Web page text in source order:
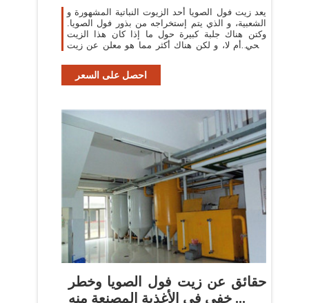
يعد زيت فول الصويا أحد الزيوت النباتية المشهورة و
الشعبية، و الذي يتم إستخراجه من بذور فول الصويا.
وكتن هناك جلبة كبيرة حول ما إذا كان هذا الزيت
صحي أم لا، و لكن هناك أكثر مما هو معلن عن زيت
احصل على السعر
حقائق عن زيت فول الصويا وخطر
خفي في الأغذية المصنعة منه ...